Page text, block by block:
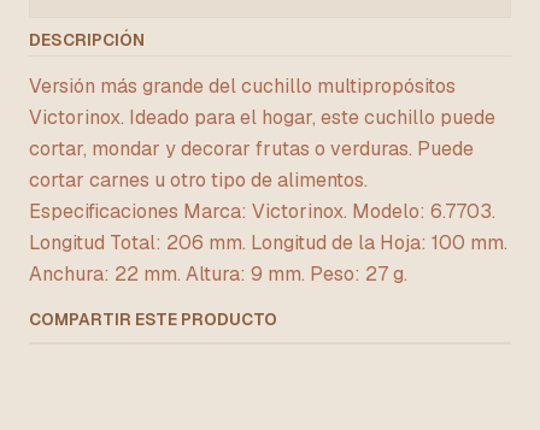
DESCRIPCIÓN
Versión más grande del cuchillo multipropósitos
Victorinox. Ideado para el hogar, este cuchillo puede
cortar, mondar y decorar frutas o verduras. Puede
cortar carnes u otro tipo de alimentos.
Especificaciones Marca: Victorinox. Modelo: 6.7703.
Longitud Total: 206 mm. Longitud de la Hoja: 100 mm.
Anchura: 22 mm. Altura: 9 mm. Peso: 27 g.
COMPARTIR ESTE PRODUCTO